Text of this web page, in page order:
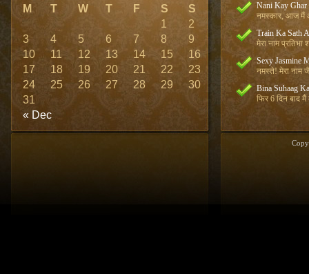
M T W T F S S
« Dec
1
2
3
4 5 6 7 8
9
10
11 12 13 14 15
16
17
18 19 20 21 22
23
24
25 26 27 28 29
30
31
Nani Kay Ghar
नमस्कार, आज मैं
Train Ka Sath
मेरा नाम प्रतिभा
Sexy Jasmine
नमस्ते! मेरा नाम
Bina Suhaag
फिर 6 दिन बाद